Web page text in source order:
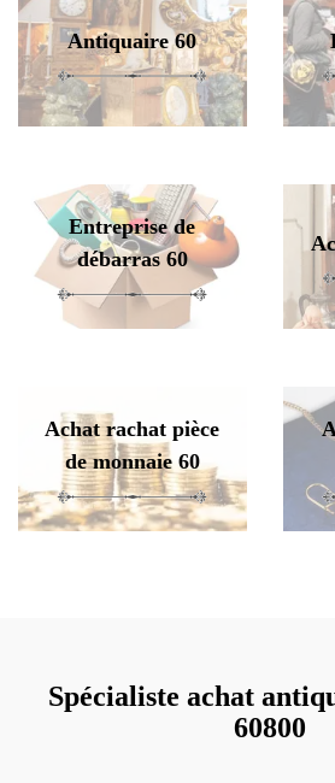
Antiquaire 60
Entreprise de
débarras 60
Achat rachat pièce
de monnaie 60
Spécialiste achat
60800